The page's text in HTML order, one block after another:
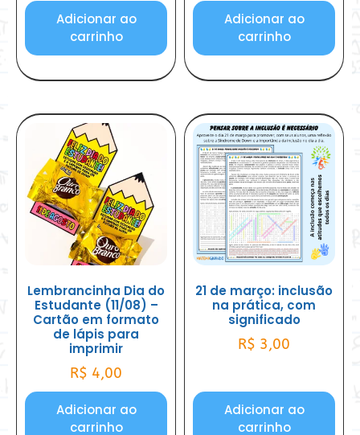
Adicionar ao
carrinho
Adicionar ao
carrinho
Lembrancinha Dia do
Estudante (11/08) –
Cartão em formato
de lápis para
imprimir
R$ 4,00
Adicionar ao
carrinho
21 de março: inclusão
na prática, com
significado
R$ 3,00
Adicionar ao
carrinho